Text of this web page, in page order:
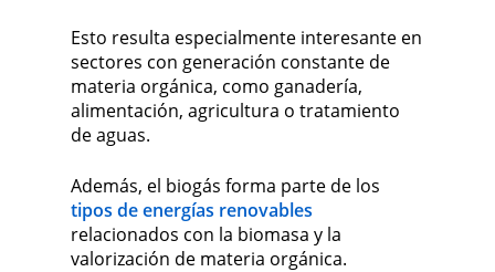
Esto resulta especialmente interesante en
sectores con generación constante de
materia orgánica, como ganadería,
alimentación, agricultura o tratamiento
de aguas.
Además, el biogás forma parte de los
tipos de energías renovables
relacionados con la biomasa y la
valorización de materia orgánica.